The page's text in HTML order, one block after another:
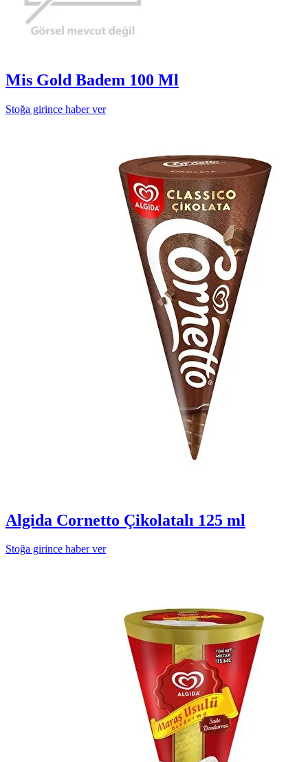
Mis Gold Badem 100 Ml
Stoğa girince haber ver
Algida Cornetto Çikolatalı 125 ml
Stoğa girince haber ver